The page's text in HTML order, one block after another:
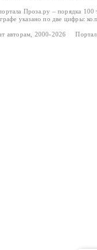
Проза.ру – порядка
указано по две цифры:
авторам, 2000-2026 Портал